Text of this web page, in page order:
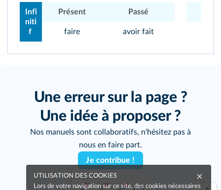
Infi
niti
f
Présent Passé
faire avoir fait
Une erreur sur la page ?
Une idée à proposer ?
Nos manuels sont collaboratifs, n'hésitez pas à
nous en faire part.
Je contribue !
UTILISATION DES COOKIES
Lors de votre navigation sur ce site, des cookies nécessaires